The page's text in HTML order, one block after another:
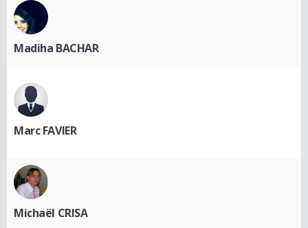
Madiha BACHAR
Marc FAVIER
Michaël CRISA